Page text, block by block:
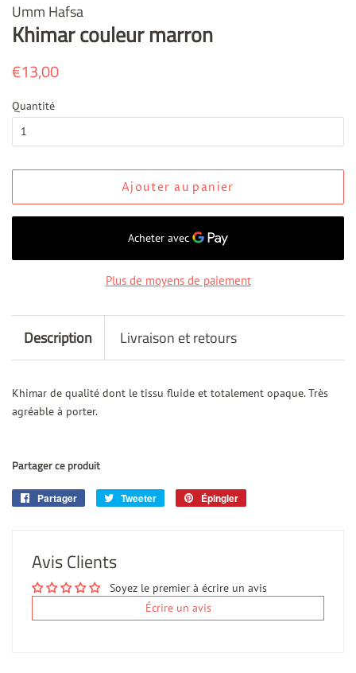
Umm Hafsa
Khimar couleur marron
Prix
€13,00
Quantité
Ajouter au panier
Plus de moyens de paiement
Description Livraison et retours
Khimar de qualité dont le tissu fluide et totalement opaque. Très
agréable à porter.
Partager ce produit
Partager
PartagerTweeter
Tweeter
Épingler
Avis Clients
Soyez le premier à écrire un avis
Écrire un avis